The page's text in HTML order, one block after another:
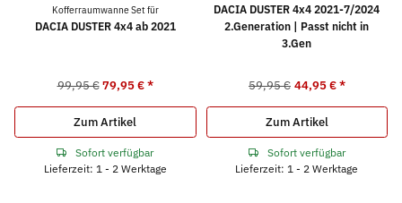
Kofferraumwanne Set für
DACIA DUSTER 4x4 ab 2021
99,95 € 79,95 €*
Zum Artikel
Sofort verfügbar
Lieferzeit: 1 - 2 Werktage
DACIA DUSTER 4x4 2021-7/2024
2.Generation | Passt nicht in
3.Gen
59,95 € 44,95 €*
Zum Artikel
Sofort verfügbar
Lieferzeit: 1 - 2 Werktage